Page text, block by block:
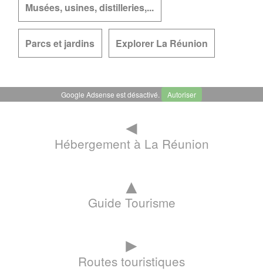
Musées, usines, distilleries,...
Parcs et jardins Explorer La Réunion
Google Adsense est désactivé. Autoriser
◄
Hébergement à La Réunion
▲
Guide Tourisme
►
Routes touristiques